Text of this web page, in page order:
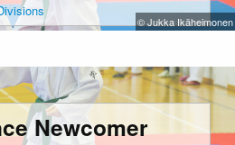
© Jukka Ikäheimonen
Newcomer